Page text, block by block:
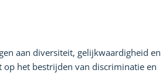
aan diversiteit, gelijkwaardigheid en
het bestrijden van discriminatie en